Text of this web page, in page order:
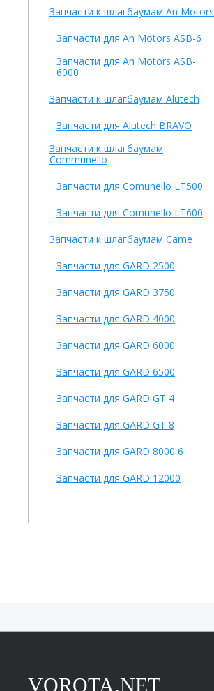
Запчасти к шлагбаумам An Motors
Запчасти для An Motors ASB-6
Запчасти для An Motors ASB-
6000
Запчасти к шлагбаумам Alutech
Запчасти для Alutech BRAVO
Запчасти к шлагбаумам
Communello
Запчасти для Comunello LT500
Запчасти для Comunello LT600
Запчасти к шлагбаумам Came
Запчасти для GARD 2500
Запчасти для GARD 3750
Запчасти для GARD 4000
Запчасти для GARD 6000
Запчасти для GARD 6500
Запчасти для GARD GT 4
Запчасти для GARD GT 8
Запчасти для GARD 8000 6
Запчасти для GARD 12000
VOROTA.NET